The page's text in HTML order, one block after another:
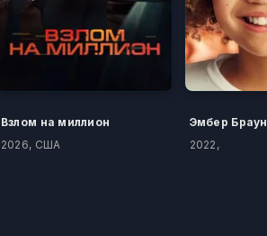
Взлом на миллион
2026, США
Эмбер Браун
2022,